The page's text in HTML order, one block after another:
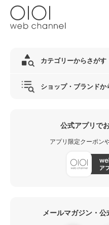
カテゴリーからさがす
ショップ・ブランドか
公式アプリで
アプリ限定クーポン
メールマガジン・公